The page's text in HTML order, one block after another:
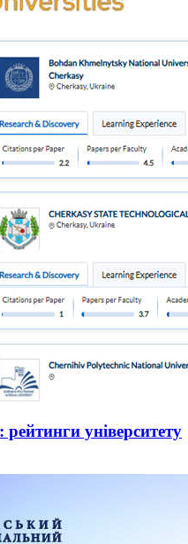
університету